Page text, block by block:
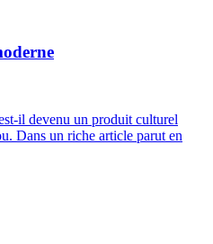
il devenu un produit culturel
Dans un riche article parut en